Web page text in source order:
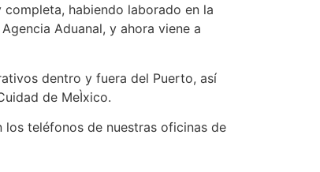
habiendo laborado en la
Aduanal, y ahora viene a
dentro y fuera del Puerto, así
de MeÌxico.
los teléfonos de nuestras oficinas de